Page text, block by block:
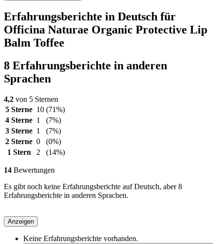
Erfahrungsberichte in Deutsch für
Officina Naturae Organic Protective Lip
Balm Toffee
8 Erfahrungsberichte in anderen
Sprachen
4,2 von 5 Sternen
5 Sterne 10 (71%)
4 Sterne 1
(7%)
3 Sterne 1
(7%)
2 Sterne 0
(0%)
1 Stern
2 (14%)
14 Bewertungen
Es gibt noch keine Erfahrungsberichte auf Deutsch, aber 8
Erfahrungsberichte in anderen Sprachen.
Anzeigen
Keine Erfahrungsberichte vorhanden.